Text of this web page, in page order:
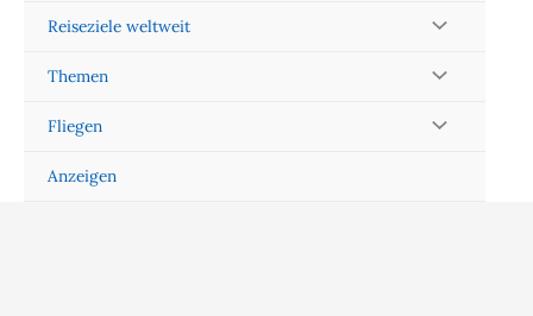
Reiseziele weltweit
Themen
Fliegen
Anzeigen